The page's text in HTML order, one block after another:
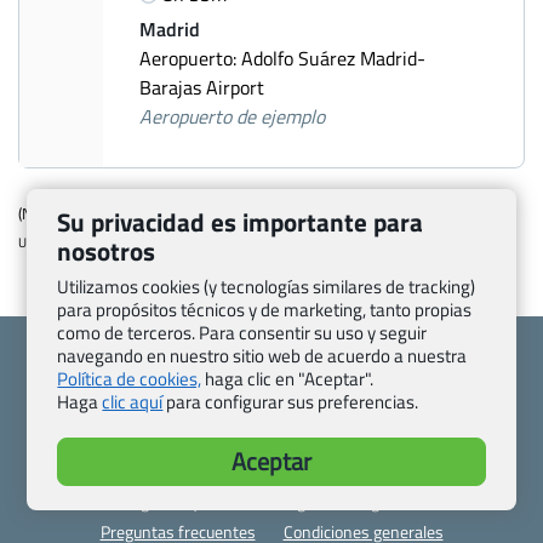
Madrid
Aeropuerto: Adolfo Suárez Madrid-
Barajas Airport
Aeropuerto de ejemplo
(Número de oferta: 2475464)
Ultima modificacion: 2026-04-21 12:31:41
Quienes somos
Contacto
Pasaporte, Visado, Salud y otras disposiciones específicas
Preguntas frecuentes
Condiciones generales
Su privacidad es importante para
nosotros
Utilizamos cookies (y tecnologías similares de tracking)
para propósitos técnicos y de marketing, tanto propias
como de terceros. Para consentir su uso y seguir
navegando en nuestro sitio web de acuerdo a nuestra
Política de cookies,haga clic en "Aceptar".
Hagaclic aquípara configurar sus preferencias.
Aceptar